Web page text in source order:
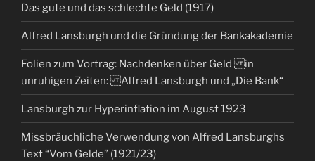
Das gute und das schlechte Geld (1917)
Alfred Lansburgh und die Gründung der Bankakademie
Folien zum Vortrag: Nachdenken über Geld in
unruhigen Zeiten: Alfred Lansburgh und „Die Bank“
Lansburgh zur Hyperinflation im August 1923
Missbräuchliche Verwendung von Alfred Lansburghs
Text “Vom Gelde” (1921/23)